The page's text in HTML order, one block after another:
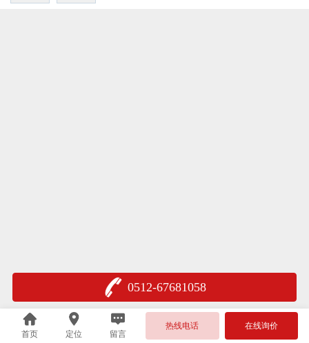
0512-67681058
首页 定位 留言
热线电话 在线询价